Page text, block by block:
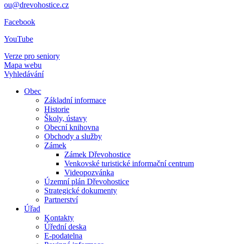
ou@drevohostice.cz
Facebook
YouTube
Verze pro seniory
Mapa webu
Vyhledávání
Obec
Základní informace
Historie
Školy, ústavy
Obecní knihovna
Obchody a služby
Zámek
Zámek Dřevohostice
Venkovské turistické informační centrum
Videopozvánka
Územní plán Dřevohostice
Strategické dokumenty
Partnerství
Úřad
Kontakty
Úřední deska
E-podatelna